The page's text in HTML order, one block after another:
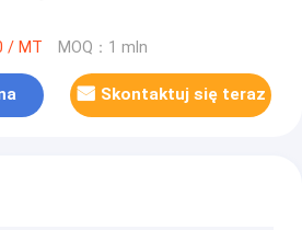
/ MT MOQ：1 mln
Skontaktuj się teraz